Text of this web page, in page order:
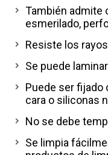
También admite
esmerilado,
Resiste los
Se puede
Puede ser fijado
cara o siliconas
No se debe
Se limpia